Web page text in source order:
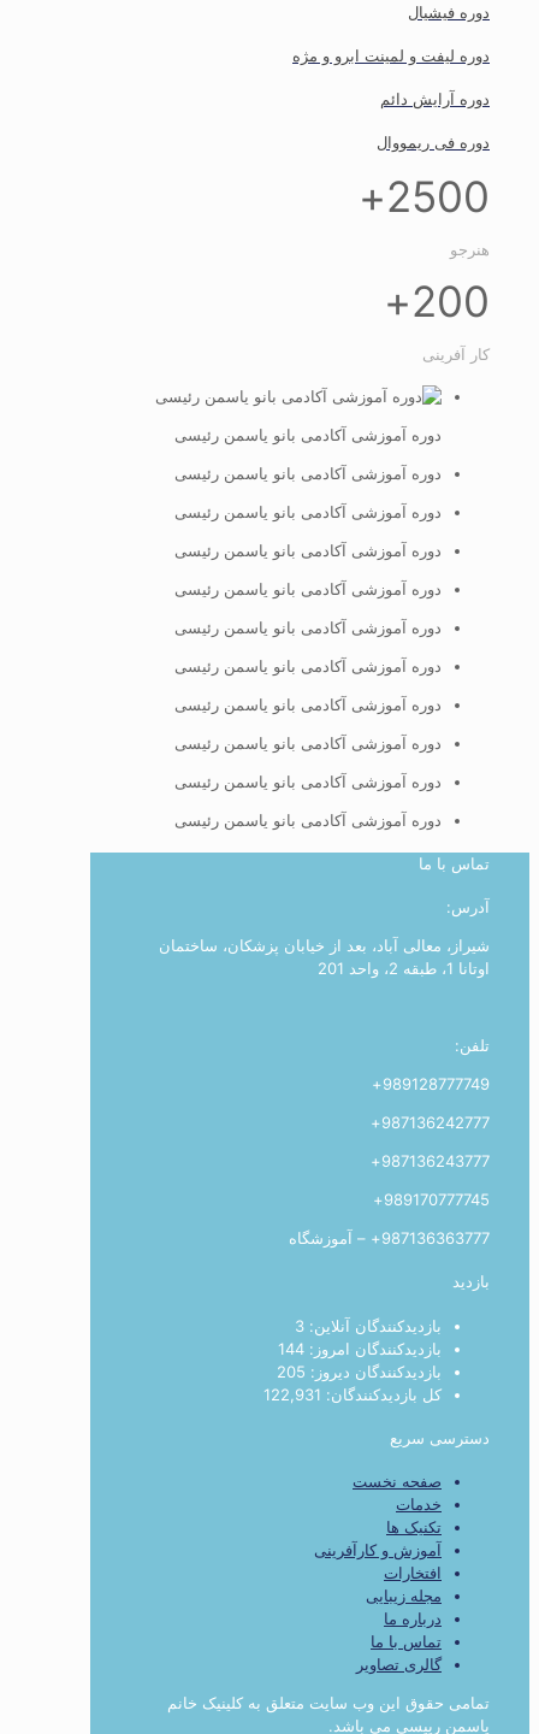
دوره فیشیال
دوره لیفت و لمینت ابرو و مژه
دوره آرایش دائم
دوره فی ریمووال
2500
+
هنرجو
200
+
کار آفرینی
دوره آموزشی آکادمی بانو یاسمن رئیسی
دوره آموزشی آکادمی بانو یاسمن رئیسی
دوره آموزشی آکادمی بانو یاسمن رئیسی
دوره آموزشی آکادمی بانو یاسمن رئیسی
دوره آموزشی آکادمی بانو یاسمن رئیسی
دوره آموزشی آکادمی بانو یاسمن رئیسی
دوره آموزشی آکادمی بانو یاسمن رئیسی
دوره آموزشی آکادمی بانو یاسمن رئیسی
دوره آموزشی آکادمی بانو یاسمن رئیسی
دوره آموزشی آکادمی بانو یاسمن رئیسی
دوره آموزشی آکادمی بانو یاسمن رئیسی
تماس با ما
آدرس:
شیراز، معالی آباد، بعد از خیابان پزشکان، ساختمان
اوتانا 1، طبقه 2، واحد 201
تلفن:
989128777749+
987136242777+
987136243777+
989170777745+
987136363777+ – آموزشگاه
بازدید
بازدیدکنندگان آنلاین: 3
بازدیدکنندگان امروز: 144
بازدیدکنندگان دیروز: 205
کل بازدیدکنند‌گان: 122,931
دسترسی سریع
صفحه نخست
خدمات
تکنیک ها
آموزش و کارآفرینی
افتخارات
مجله زیبایی
درباره ما
تماس با ما
گالری تصاویر
تمامی حقوق این وب سایت متعلق به کلینیک خانم
یاسمن رییسی می باشد.